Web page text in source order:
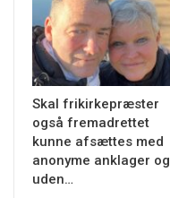
Skal frikirkepræster
også fremadrettet
kunne afsættes med
anonyme anklager og
uden…